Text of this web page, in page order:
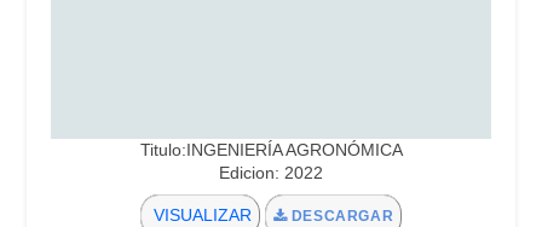
Titulo:INGENIERÍA AGRONÓMICA
Edicion: 2022
VISUALIZAR DESCARGAR